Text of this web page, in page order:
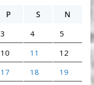
P S
N
3 4
5
10 11
12
17 18
19